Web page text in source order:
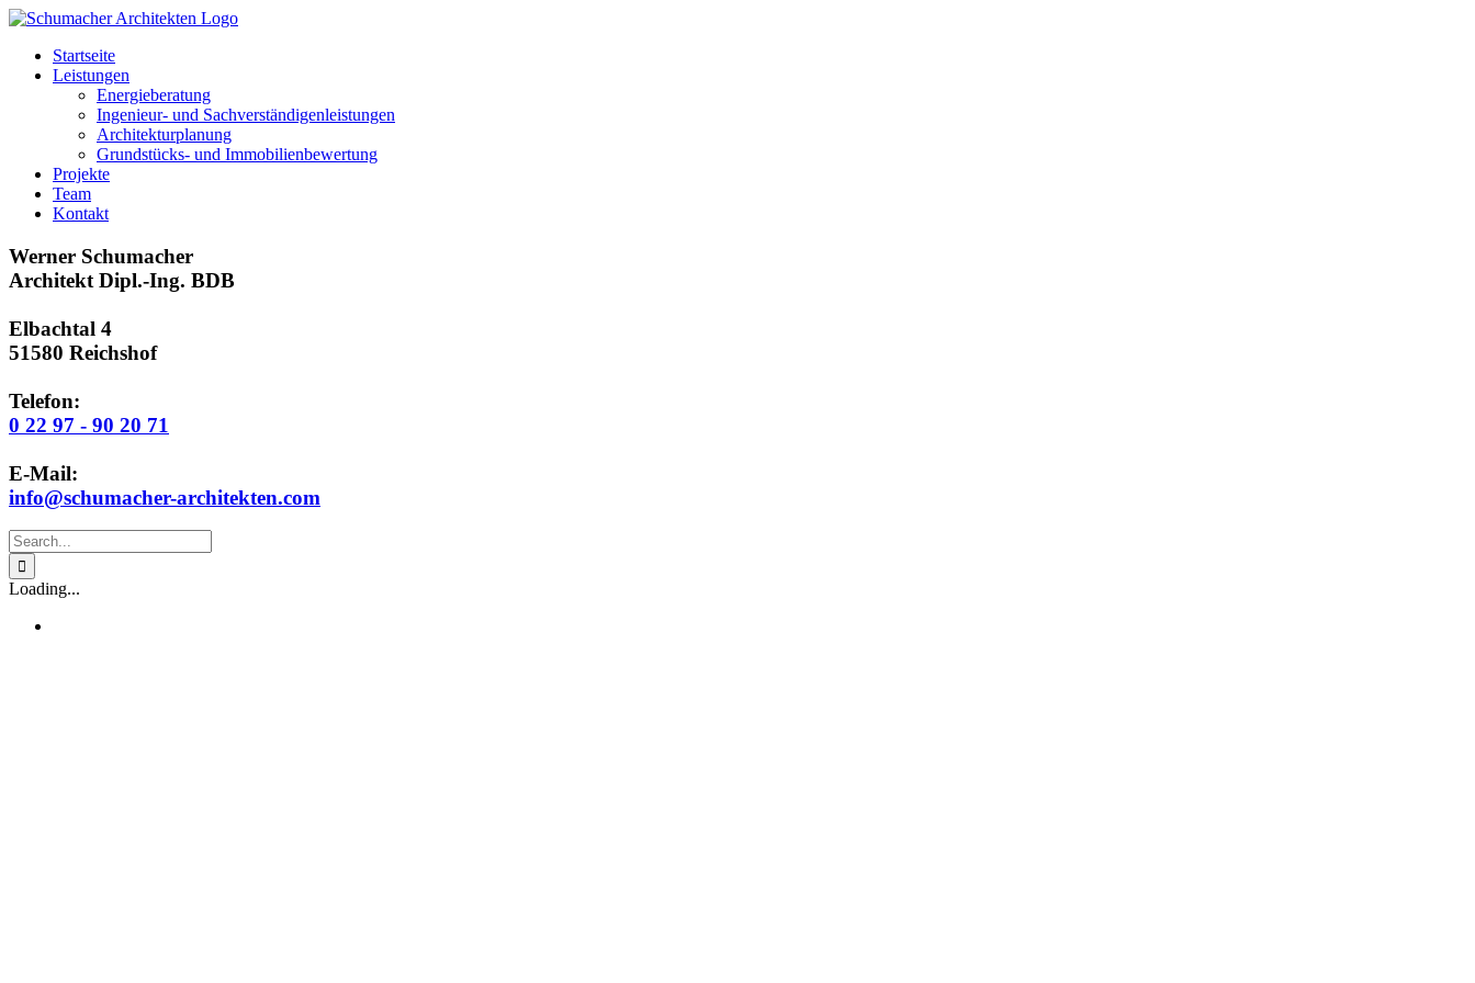
Skip
contentStartseite
Leistungen
Energieberatung
Ingenieur- und Sachverständigenleistungen
Architekturplanung
Grundstücks- und Immobilienbewertung
Projekte
Team
Kontakt
Werner Schumacher
Architekt Dipl.-Ing. BDB
Elbachtal 4
51580 Reichshof
Telefon:
0 22 97 - 90 20 71
E-Mail:
info@schumacher-architekten.com
Search
for:
Loading...